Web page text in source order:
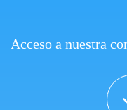
Acceso a nuestra